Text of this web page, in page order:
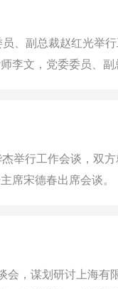
、副总裁赵红光举行
李文，党委委员、副
举行工作会谈，双方
主席宋德春出席会
，谋划研讨上海有